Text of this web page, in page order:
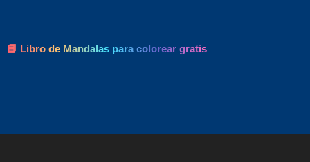
📘 Libro de Mandalas para colorear gratis